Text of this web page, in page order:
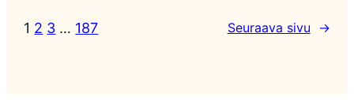
1 2 3 … 187 Seuraava sivu →